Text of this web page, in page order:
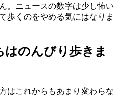
。ニュースの数字は少し怖い
歩くのをやめる気にはなりま
はのんびり歩きま
はこれからもあまり変わらな